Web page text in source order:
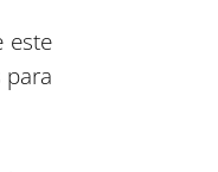
este
para